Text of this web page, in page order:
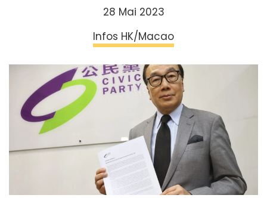
28 Mai 2023
Infos HK/Macao